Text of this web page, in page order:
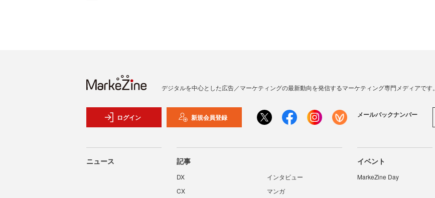
デジタルを中心とした広告／マーケティングの最新動向を発信するマーケティング専門メディアです。
ログイン 新規会員登録 メールバックナンバー
ニュース 記事
DX
インタビュー
CX
マンガ
イベント
MarkeZine Day